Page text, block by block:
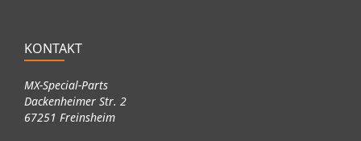
KONTAKT
MX-Special-Parts
Dackenheimer Str. 2
67251 Freinsheim